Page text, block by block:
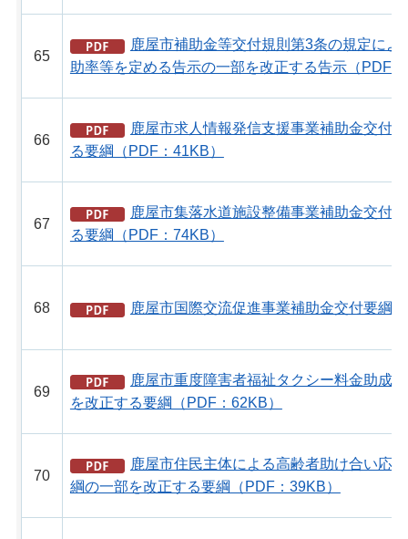
65
鹿屋市補助金等交付規則第3条の規定によ
助率等を定める告示の一部を改正する告示（PDF
66
鹿屋市求人情報発信支援事業補助金交付
る要綱（PDF：41KB）
67
鹿屋市集落水道施設整備事業補助金交付
る要綱（PDF：74KB）
68 鹿屋市国際交流促進事業補助金交付要綱
69
鹿屋市重度障害者福祉タクシー料金助成
を改正する要綱（PDF：62KB）
70
鹿屋市住民主体による高齢者助け合い応
綱の一部を改正する要綱（PDF：39KB）